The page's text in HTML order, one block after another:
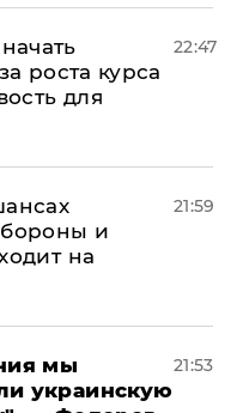
роста курса
для
22:47
и
на
21:59
мы
украинскую
21:53